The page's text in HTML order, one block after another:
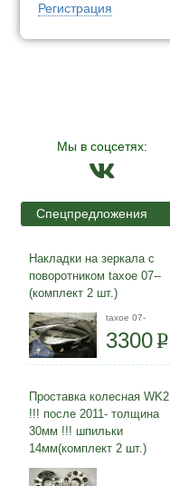
Регистрация
Мы в соцсетях:
Спецпредложения
Накладки на зеркала с
поворотником taxoe 07--
(комплект 2 шт.)
taxoe 07-
3300P
Проставка колесная WK2
!!! после 2011- толщина
30мм !!! шпильки
14мм(комплект 2 шт.)